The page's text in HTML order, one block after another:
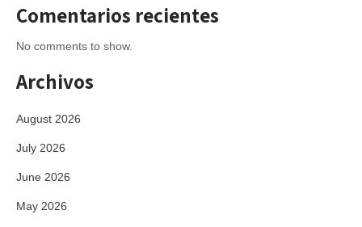
Comentarios recientes
No comments to show.
Archivos
August 2026
July 2026
June 2026
May 2026